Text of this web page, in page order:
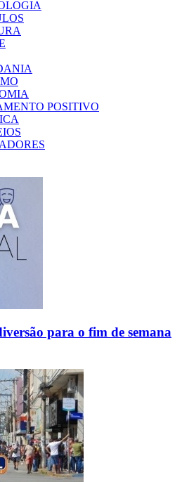
POSITIVO
para o fim de semana